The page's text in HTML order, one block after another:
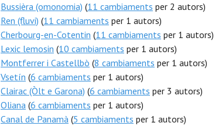
Bussièra (omonomia) (11 cambiaments per 2 autors)
Ren (fluvi) (11 cambiaments per 1 autors)
Cherbourg-en-Cotentin (11 cambiaments per 1 autors)
Lexic lemosin (10 cambiaments per 1 autors)
Montferrer i Castellbò (8 cambiaments per 1 autors)
Vsetín (6 cambiaments per 1 autors)
Clairac (Òlt e Garona) (6 cambiaments per 3 autors)
Oliana (6 cambiaments per 1 autors)
Canal de Panamà (5 cambiaments per 1 autors)